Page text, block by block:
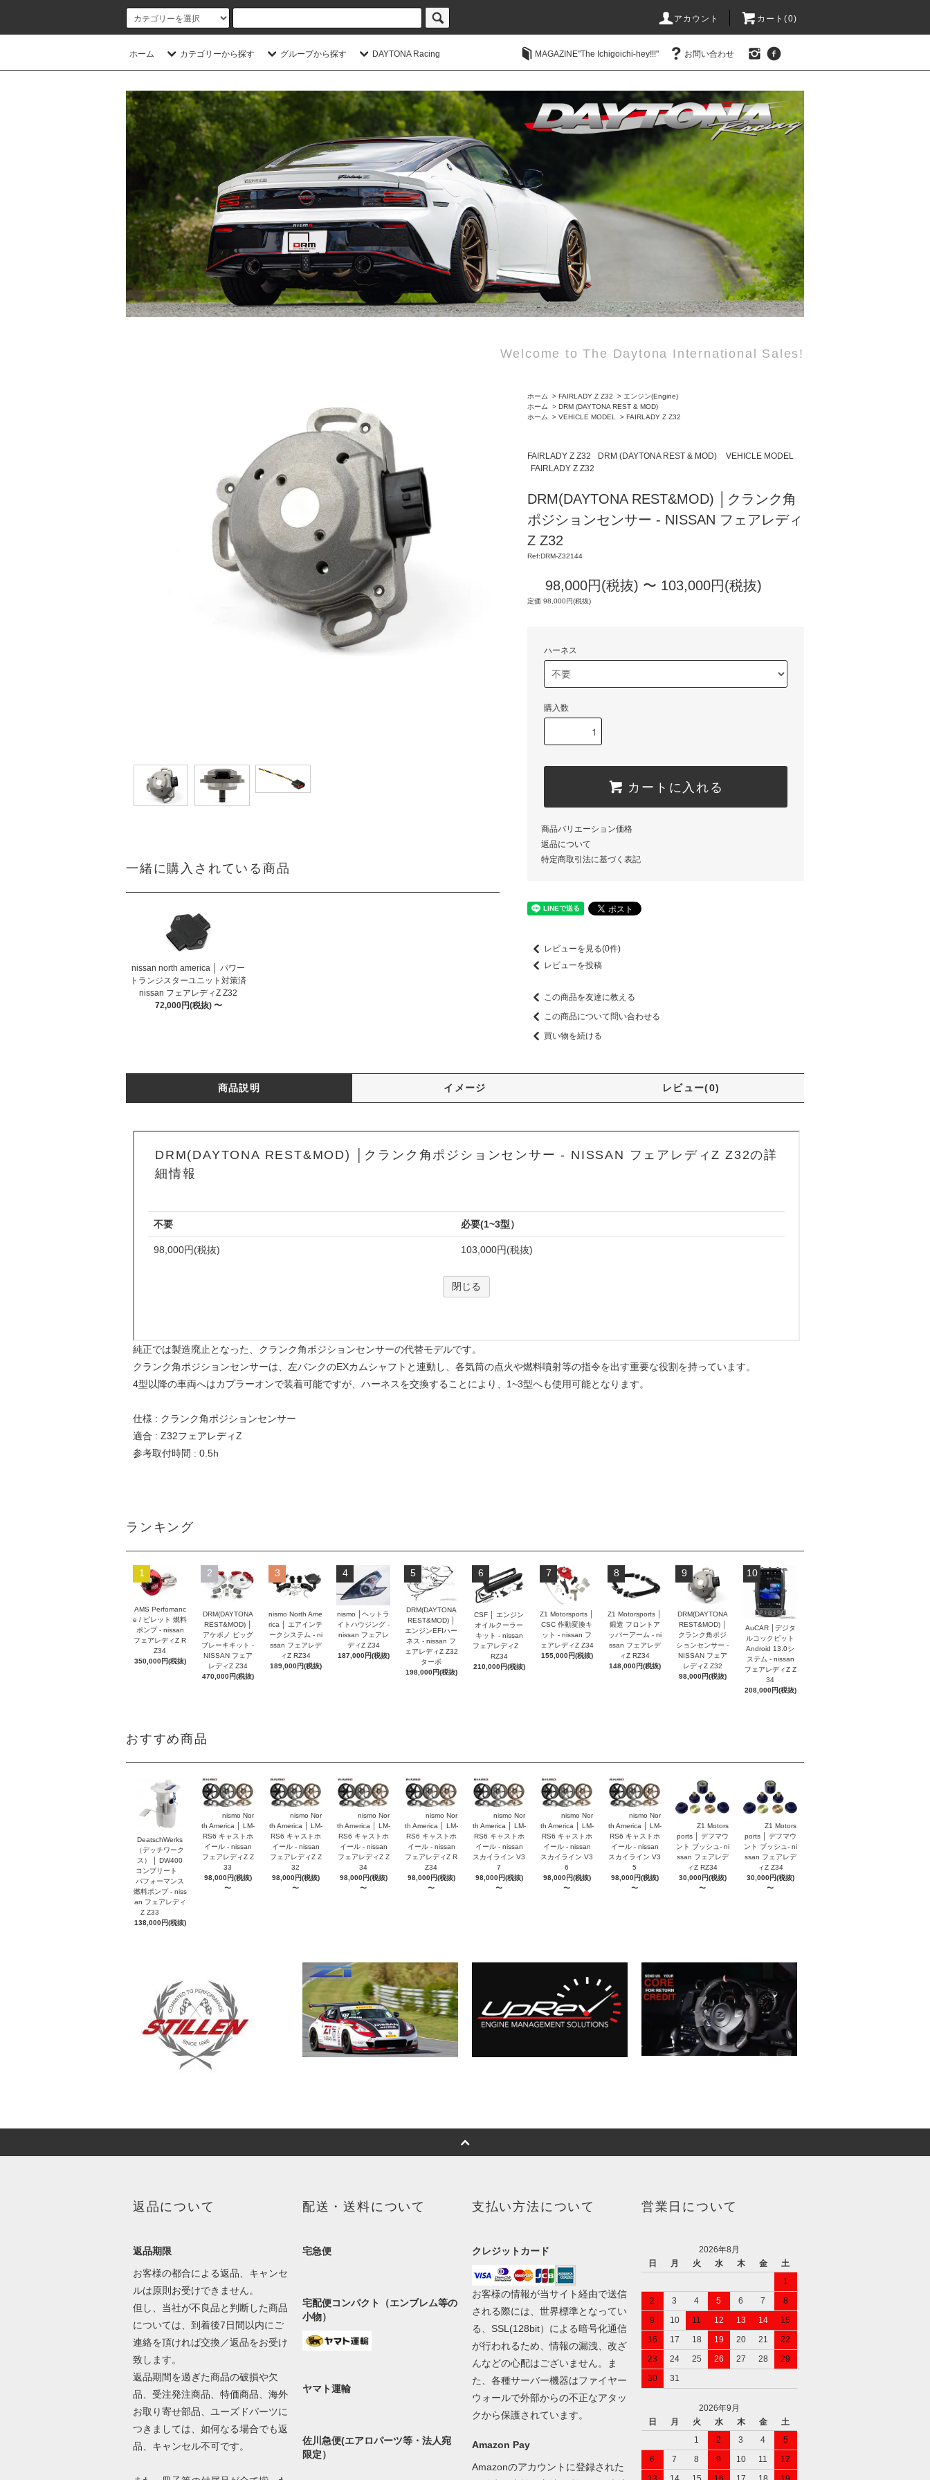
アカウント カート(0)
ホーム カテゴリーから探す グループから探す DAYTONA Racing MAGAZINE"The Ichigoichi-hey!!!" お問い合わせ
Welcome to The Daytona International Sales!
一緒に購入されている商品
nissan north america │ パワー
トランジスターユニット対策済
nissan フェアレディZ Z32
72,000円(税抜) 〜
ホーム > FAIRLADY Z Z32 > エンジン(Engine)
ホーム
> DRM (DAYTONA REST & MOD)
ホーム
> VEHICLE MODEL > FAIRLADY Z Z32
FAIRLADY Z Z32 DRM (DAYTONA REST & MOD)
VEHICLE MODEL
FAIRLADY Z Z32
DRM(DAYTONA REST&MOD) │クランク角
ポジションセンサー - NISSAN フェアレディ
Z Z32
Ref:DRM-Z32144
98,000円(税抜) 〜 103,000円(税抜)
定価 98,000円(税抜)
ハーネス
購入数
カートに入れる
商品バリエーション価格
返品について
特定商取引法に基づく表記
レビューを見る(0件)
レビューを投稿
この商品を友達に教える
この商品について問い合わせる
買い物を続ける
商品説明 イメージ レビュー(0)
純正では製造廃止となった、クランク角ポジションセンサーの代替モデルです。
クランク角ポジションセンサーは、左バンクのEXカムシャフトと連動し、各気筒の点火や燃料噴射等の指令を出す重要な役割を持っています。
4型以降の車両へはカプラーオンで装着可能ですが、ハーネスを交換することにより、1~3型へも使用可能となります。
仕様 : クランク角ポジションセンサー
適合 : Z32フェアレディZ
参考取付時間 : 0.5h
ランキング
1
AMS Perfomanc
e / ビレット 燃料
ポンプ - nissan
フェアレディZ R
Z34
350,000円(税抜)
2
DRM(DAYTONA
REST&MOD) │
アケボノ ビッグ
ブレーキキット -
NISSAN フェア
レディZ Z34
470,000円(税抜)
3
nismo North Ame
rica │ エアインテ
ークシステム - ni
ssan フェアレデ
ィZ RZ34
189,000円(税抜)
4
nismo │ヘットラ
イトハウジング -
nissan フェアレ
ディZ Z34
187,000円(税抜)
5
DRM(DAYTONA
REST&MOD) │
エンジンEFIハー
ネス - nissan フ
ェアレディZ Z32
ターボ
198,000円(税抜)
6
CSF │ エンジン
オイルクーラー
キット - nissan
フェアレディZ
RZ34
210,000円(税抜)
7
Z1 Motorsports │
CSC 作動変換キ
ット - nissan フ
ェアレディZ Z34
155,000円(税抜)
8
Z1 Motorsports │
鍛造 フロントア
ッパーアーム - ni
ssan フェアレデ
ィZ RZ34
148,000円(税抜)
9
DRM(DAYTONA
REST&MOD) │
クランク角ポジ
ションセンサー -
NISSAN フェア
レディZ Z32
98,000円(税抜)
10
AuCAR │デジタ
ルコックピット
Android 13.0シ
ステム - nissan
フェアレディZ Z
34
208,000円(税抜)
おすすめ商品
DeatschWerks
（デッチワーク
ス） │ DW400
コンプリート
パフォーマンス
燃料ポンプ - niss
an フェアレディ
Z Z33
138,000円(税抜)
nismo Nor
th America │ LM-
RS6 キャストホ
イール - nissan
フェアレディZ Z
33
98,000円(税抜)
〜
nismo Nor
th America │ LM-
RS6 キャストホ
イール - nissan
フェアレディZ Z
32
98,000円(税抜)
〜
nismo Nor
th America │ LM-
RS6 キャストホ
イール - nissan
フェアレディZ Z
34
98,000円(税抜)
〜
nismo Nor
th America │ LM-
RS6 キャストホ
イール - nissan
フェアレディZ R
Z34
98,000円(税抜)
〜
nismo Nor
th America │ LM-
RS6 キャストホ
イール - nissan
スカイライン V3
7
98,000円(税抜)
〜
nismo Nor
th America │ LM-
RS6 キャストホ
イール - nissan
スカイライン V3
6
98,000円(税抜)
〜
nismo Nor
th America │ LM-
RS6 キャストホ
イール - nissan
スカイライン V3
5
98,000円(税抜)
〜
Z1 Motors
ports │ デフマウ
ント ブッシュ- ni
ssan フェアレデ
ィZ RZ34
30,000円(税抜)
〜
Z1 Motors
ports │ デフマウ
ント ブッシュ- ni
ssan フェアレデ
ィZ Z34
30,000円(税抜)
〜
返品について
返品期限
お客様の都合による返品、キャンセ
ルは原則お受けできません。
但し、当社が不良品と判断した商品
については、到着後7日間以内にご
連絡を頂ければ交換／返品をお受け
致します。
返品期間を過ぎた商品の破損や欠
品、受注発注商品、特価商品、海外
お取り寄せ部品、ユーズドパーツに
つきましては、如何なる場合でも返
品、キャンセル不可です。
配送・送料について
宅急便
宅配便コンパクト（エンブレム等の
小物）
ヤマト運輸
佐川急便(エアロパーツ等・法人宛
限定）
支払い方法について
クレジットカード
お客様の情報が当サイト経由で送信
される際には、世界標準となってい
る、SSL(128bit）による暗号化通信
が行われるため、情報の漏洩、改ざ
んなどの心配はございません。ま
た、各種サーバー機器はファイヤー
ウォールで外部からの不正なアタッ
クから保護されています。
Amazon Pay
Amazonのアカウントに登録された
営業日について
2026年8月
日
月 火 水 木 金
土
1
2
3 4 5 6 7
8
9
10 11 12 13 14
15
16
17 18 19 20 21
22
23
24 25 26 27 28
29
30
31
2026年9月
日
月 火 水 木 金
土
1
2 3 4
5
6
7 8 9 10 11
12